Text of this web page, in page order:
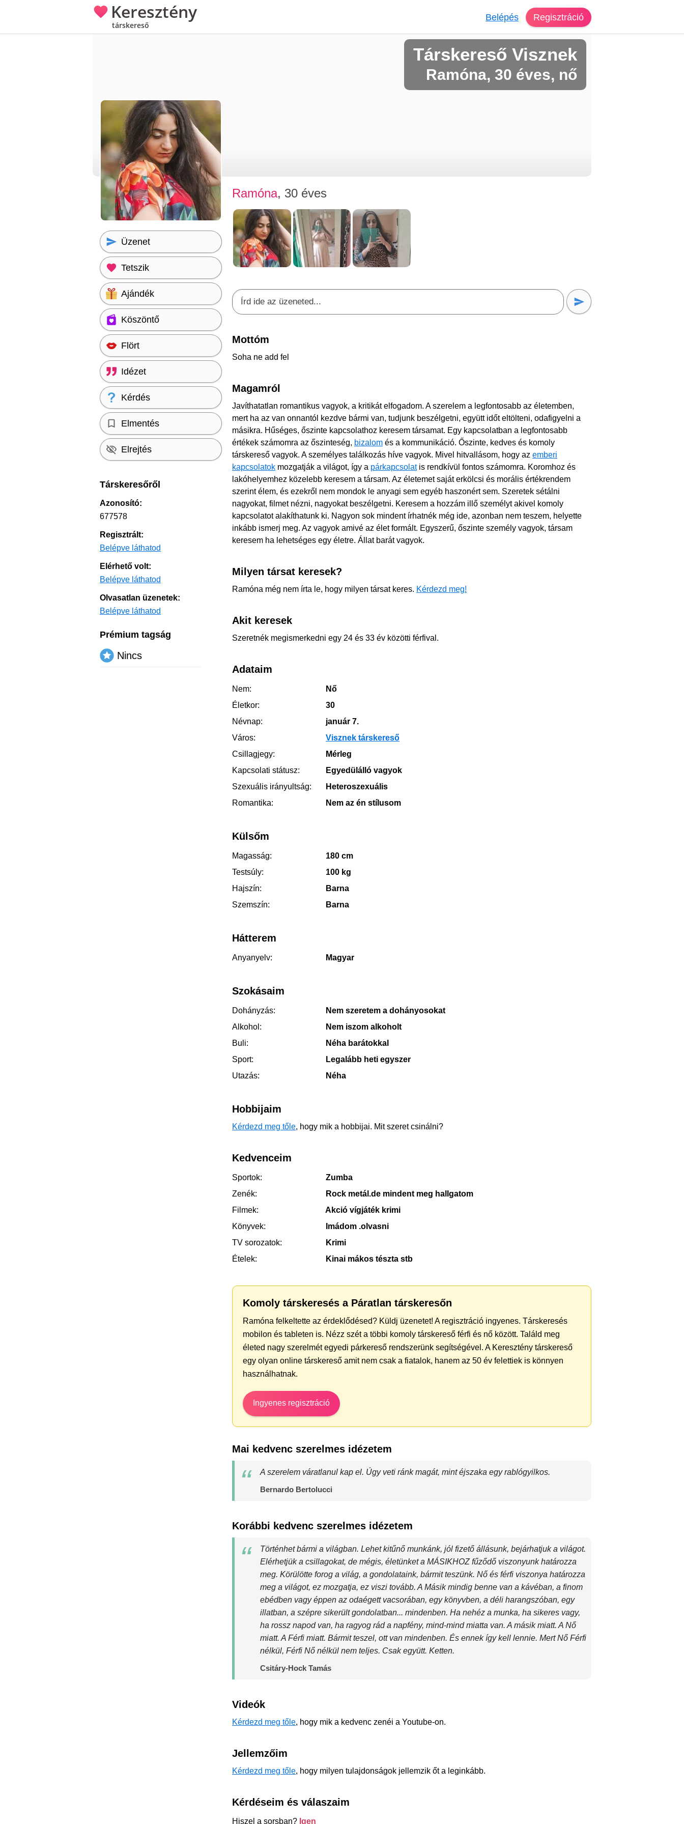
Keresztény
társkereső
Belépés Regisztráció
Társkereső Visznek
Ramóna, 30 éves, nő
Ramóna, 30 éves
Mottóm
Soha ne add fel
Magamról
Javíthatatlan romantikus vagyok, a kritikát elfogadom. A szerelem a legfontosabb az életemben,
mert ha az van onnantól kezdve bármi van, tudjunk beszélgetni, együtt időt eltölteni, odafigyelni a
másikra. Hűséges, őszinte kapcsolathoz keresem társamat. Egy kapcsolatban a legfontosabb
értékek számomra az őszinteség, bizalom és a kommunikáció. Őszinte, kedves és komoly
társkereső vagyok. A személyes találkozás híve vagyok. Mivel hitvallásom, hogy az emberi
kapcsolatok mozgatják a világot, így a párkapcsolatis rendkívül fontos számomra. Koromhoz és
lakóhelyemhez közelebb keresem a társam. Az életemet saját erkölcsi és morális értékrendem
szerint élem, és ezekről nem mondok le anyagi sem egyéb haszonért sem. Szeretek sétálni
nagyokat, filmet nézni, nagyokat beszélgetni. Keresem a hozzám illő személyt akivel komoly
kapcsolatot alakíthatunk ki. Nagyon sok mindent írhatnék még ide, azonban nem teszem, helyette
inkább ismerj meg. Az vagyok amivé az élet formált. Egyszerű, őszinte személy vagyok, társam
keresem ha lehetséges egy életre. Állat barát vagyok.
Milyen társat keresek?
Ramóna még nem írta le, hogy milyen társat keres. Kérdezd meg!
Akit keresek
Szeretnék megismerkedni egy 24 és 33 év közötti férfival.
Adataim
Nem:
Nő
Életkor:
30
Névnap:
január 7.
Város:
Visznek társkereső
Csillagjegy:
Mérleg
Kapcsolati státusz:
Egyedülálló vagyok
Szexuális irányultság:
Heteroszexuális
Romantika:
Nem az én stílusom
Külsőm
Magasság:
180 cm
Testsúly:
100 kg
Hajszín:
Barna
Szemszín:
Barna
Hátterem
Anyanyelv: Magyar
Szokásaim
Dohányzás:
Nem szeretem a dohányosokat
Alkohol:
Nem iszom alkoholt
Buli:
Néha barátokkal
Sport:
Legalább heti egyszer
Utazás:
Néha
Hobbijaim
Kérdezd meg tőle, hogy mik a hobbijai. Mit szeret csinálni?
Kedvenceim
Sportok:
Zumba
Zenék:
Rock metál.de mindent meg hallgatom
Filmek:
Akció vígjáték krimi
Könyvek:
Imádom .olvasni
TV sorozatok:
Krimi
Ételek:
Kinai mákos tészta stb
Komoly társkeresés a Páratlan társkeresőn
Ramóna felkeltette az érdeklődésed? Küldj üzenetet! A regisztráció ingyenes. Társkeresés
mobilon és tableten is. Nézz szét a többi komoly társkereső férfi és nő között. Találd meg
életed nagy szerelmét egyedi párkereső rendszerünk segítségével. A Keresztény társkereső
egy olyan online társkereső amit nem csak a fiatalok, hanem az 50 év felettiek is könnyen
használhatnak.
Ingyenes regisztráció
Mai kedvenc szerelmes idézetem
A szerelem váratlanul kap el. Úgy veti ránk magát, mint éjszaka egy rablógyilkos.
Bernardo Bertolucci
Korábbi kedvenc szerelmes idézetem
Történhet bármi a világban. Lehet kitűnő munkánk, jól fizető állásunk, bejárhatjuk a világot.
Elérhetjük a csillagokat, de mégis, életünket a MÁSIKHOZ fűződő viszonyunk határozza
meg. Körülötte forog a világ, a gondolataink, bármit teszünk. Nő és férfi viszonya határozza
meg a világot, ez mozgatja, ez viszi tovább. A Másik mindig benne van a kávéban, a finom
ebédben vagy éppen az odaégett vacsorában, egy könyvben, a déli harangszóban, egy
illatban, a szépre sikerült gondolatban... mindenben. Ha nehéz a munka, ha sikeres vagy,
ha rossz napod van, ha ragyog rád a napfény, mind-mind miatta van. A másik miatt. A Nő
miatt. A Férfi miatt. Bármit teszel, ott van mindenben. És ennek így kell lennie. Mert Nő Férfi
nélkül, Férfi Nő nélkül nem teljes. Csak együtt. Ketten.
Csitáry-Hock Tamás
Videók
Kérdezd meg tőle, hogy mik a kedvenc zenéi a Youtube-on.
Jellemzőim
Kérdezd meg tőle, hogy milyen tulajdonságok jellemzik őt a leginkább.
Kérdéseim és válaszaim
Hiszel a sorsban? Igen
Üzenet
Tetszik
Ajándék
Köszöntő
Flört
Idézet
Kérdés
Elmentés
Elrejtés
Társkeresőről
Azonosító:
677578
Regisztrált:
Belépve láthatod
Elérhető volt:
Belépve láthatod
Olvasatlan üzenetek:
Belépve láthatod
Prémium tagság
Nincs